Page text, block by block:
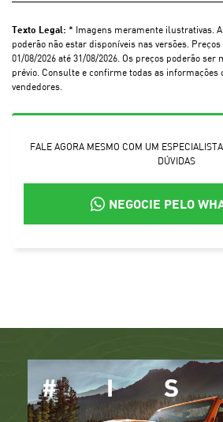
Texto Legal: * Imagens meramente ilustrativas.
poderão não estar disponíveis nas versões.
01/08/2026 até 31/08/2026. Os preços poderão ser
prévio. Consulte e confirme todas as informações
vendedores.
FALE AGORA MESMO COM UM
DÚVIDAS
NEGOCIE PELO